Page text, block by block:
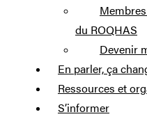
du ROQHAS
Devenir
En parler, ça
Ressources et
S’informer